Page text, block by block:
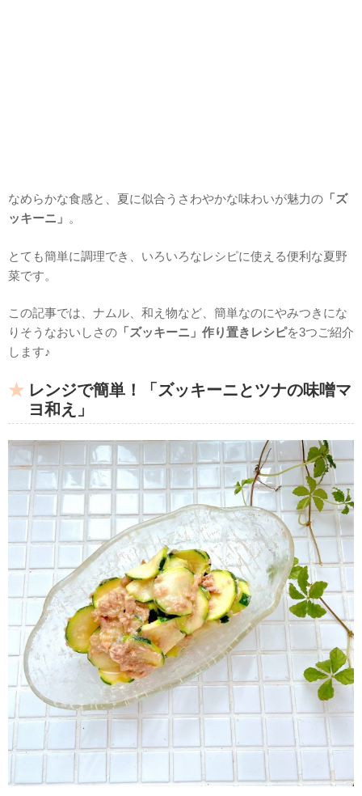
なめらかな食感と、夏に似合うさわやかな味わいが魅力の 「ズ
ッキーニ」 。
とても簡単に調理でき、いろいろなレシピに使える便利な夏野
菜です。
この記事では、ナムル、和え物など、簡単なのにやみつきにな
りそうなおいしさの 「ズッキーニ」作り置きレシピを3つご紹介
します♪
レンジで簡単！「ズッキーニとツナの味噌マ
ヨ和え」